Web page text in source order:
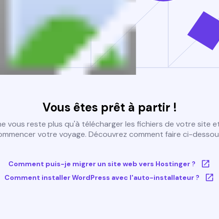
Vous êtes prêt à partir !
vous reste plus qu'à télécharger les fichiers de votre site
votre voyage. Découvrez comment faire ci-
Comment puis-je migrer un site web vers Hostinger ?
Comment installer WordPress avec l'auto-installateur ?